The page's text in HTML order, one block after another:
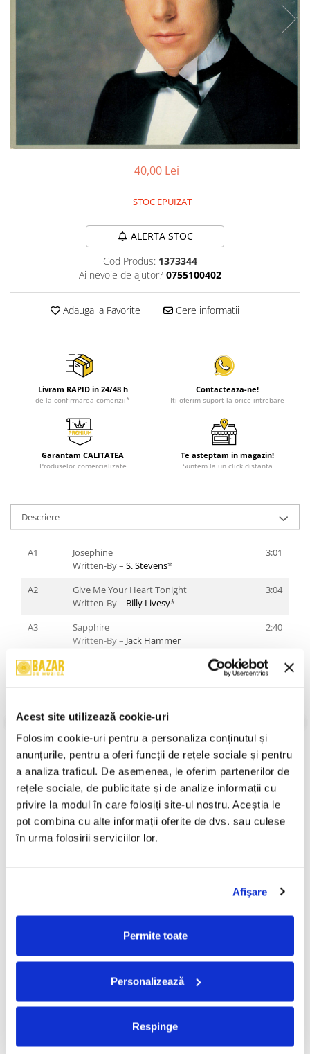
Acest site utilizează cookie-uri
Folosim cookie-uri pentru a personaliza conținutul și
anunțurile, pentru a oferi funcții de rețele sociale și pentru
a analiza traficul. De asemenea, le oferim partenerilor de
rețele sociale, de publicitate și de analize informații cu
privire la modul în care folosiți site-ul nostru. Aceștia le
pot combina cu alte informații oferite de dvs. sau culese
în urma folosirii serviciilor lor.
Afişare
Permite toate
Personalizează
Respinge
Viniluri Românești
Colecția Electrecord
40,00 Lei
STOC EPUIZAT
ALERTA STOC
Cod Produs: 1373344
Ai nevoie de ajutor? 0755100402
Adauga la Favorite Cere informatii
Livram RAPID in 24/48 h
de la confirmarea comenzii*
Contacteaza-ne!
Iti oferim suport la orice intrebare
Garantam CALITATEA
Produselor comercializate
Te asteptam in magazin!
Suntem la un click distanta
Descriere
A1
Josephine
Written-By – S. Stevens*
3:01
A2
Give Me Your Heart Tonight
Written-By – Billy Livesy*
3:04
A3
Sapphire
Written-By – Jack Hammer
2:40
A4 2:31
Written-By –Benny Gordan Jnr.
A6
Vanessa
Written-By –
Dennis Linde
3:50
B7
Boppity Bop
Written-By –S. Stevens*
3:15
B8
Don't Tell Me We're Through
Written-By –S. Stevens
4:39
Written-By –Pomus*,Schuman*
Too Too Much
Written-By –Bary Sulsh*,Stuart
Leathwood
Written-By –S. Stevens*
Stare Coperta:Near Mint (NM or M-)
Stare Disc:Near Mint (NM or M-)
Review-uri(0)
220,00 Lei
100,00 Lei